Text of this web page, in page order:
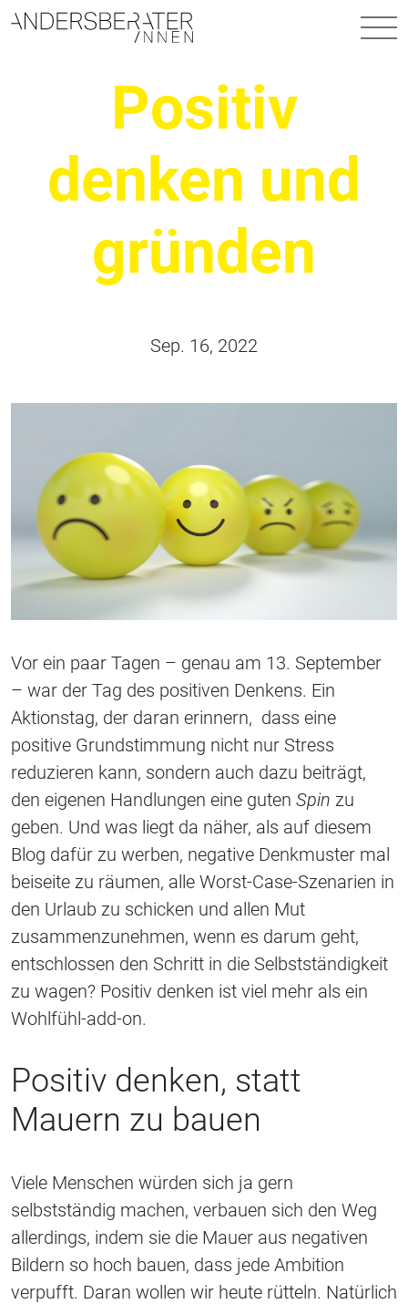
Hauptnavigation
Positiv
denken und
gründen
Sep. 16, 2022
Vor ein paar Tagen – genau am 13. September
– war der Tag des positiven Denkens. Ein
Aktionstag, der daran erinnern, dass eine
positive Grundstimmung nicht nur Stress
reduzieren kann, sondern auch dazu beiträgt,
den eigenen Handlungen eine guten Spin zu
geben. Und was liegt da näher, als auf diesem
Blog dafür zu werben, negative Denkmuster mal
beiseite zu räumen, alle Worst-Case-Szenarien in
den Urlaub zu schicken und allen Mut
zusammenzunehmen, wenn es darum geht,
entschlossen den Schritt in die Selbstständigkeit
zu wagen? Positiv denken ist viel mehr als ein
Wohlfühl-add-on.
Positiv denken, statt
Mauern zu bauen
Viele Menschen würden sich ja gern
selbstständig machen, verbauen sich den Weg
allerdings, indem sie die Mauer aus negativen
Bildern so hoch bauen, dass jede Ambition
verpufft. Daran wollen wir heute rütteln. Natürlich